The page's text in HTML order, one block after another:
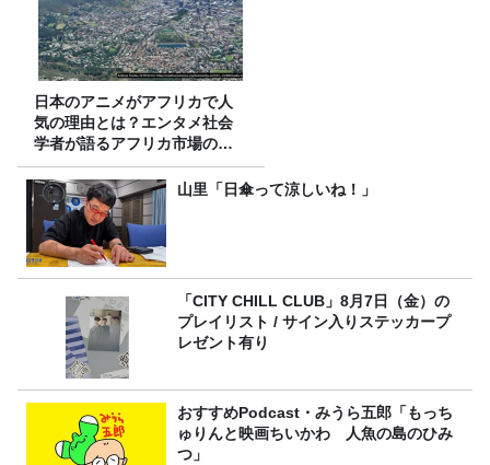
日本のアニメがアフリカで人
気の理由とは？エンタメ社会
学者が語るアフリカ市場のリ
アル
山里「日傘って涼しいね！」
「CITY CHILL CLUB」8月7日（金）の
プレイリスト / サイン入りステッカープ
レゼント有り
おすすめPodcast・みうら五郎「もっち
ゅりんと映画ちいかわ 人魚の島のひみ
つ」